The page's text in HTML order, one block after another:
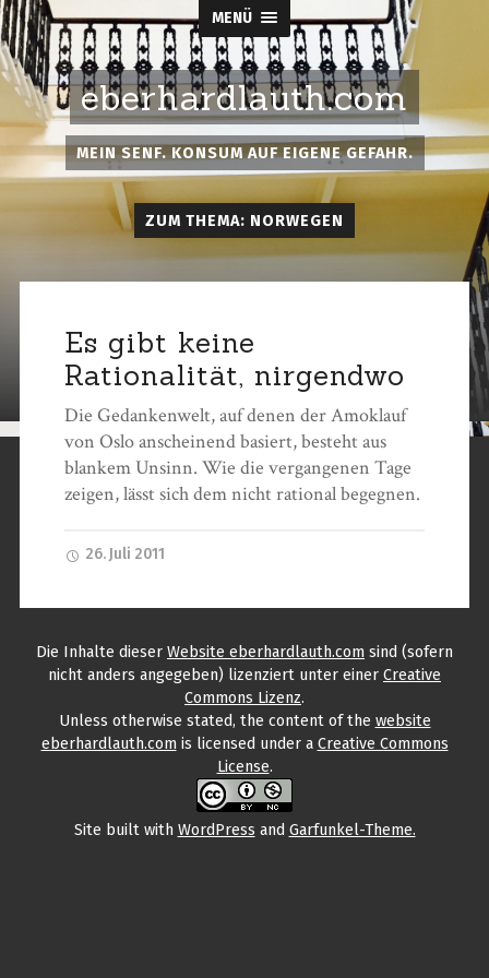
MENÜ
eberhardlauth.com
MEIN SENF. KONSUM AUF EIGENE GEFAHR.
ZUM THEMA: NORWEGEN
Es gibt keine
Rationalität, nirgendwo
Die Gedankenwelt, auf denen der Amoklauf
von Oslo anscheinend basiert, besteht aus
blankem Unsinn. Wie die vergangenen Tage
zeigen, lässt sich dem nicht rational begegnen.
26. Juli 2011
Die Inhalte dieser Website eberhardlauth.com sind (sofern
nicht anders angegeben) lizenziert unter einer Creative
Commons Lizenz.
Unless otherwise stated, the contentof the website
eberhardlauth.com is licensed under a Creative Commons
License.
Site built with WordPress and Garfunkel-Theme.